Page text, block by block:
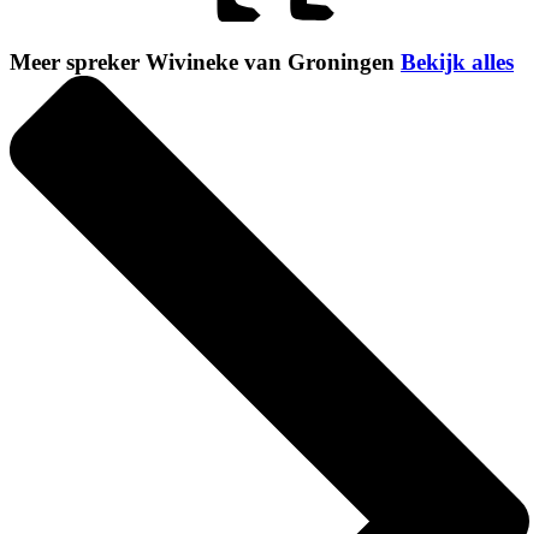
Meer spreker Wivineke van Groningen Bekijk alles